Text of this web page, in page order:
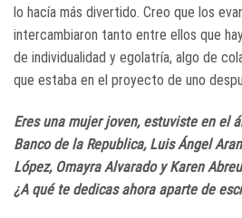
lo hacía más divertido. Creo que los
intercambiaron tanto entre ellos que
de individualidad y egolatría, algo de
que estaba en el proyecto de uno
Eres una mujer joven, estuviste en el
Banco de la Republica, Luis Ángel
López, Omayra Alvarado y Karen
¿A qué te dedicas ahora aparte de